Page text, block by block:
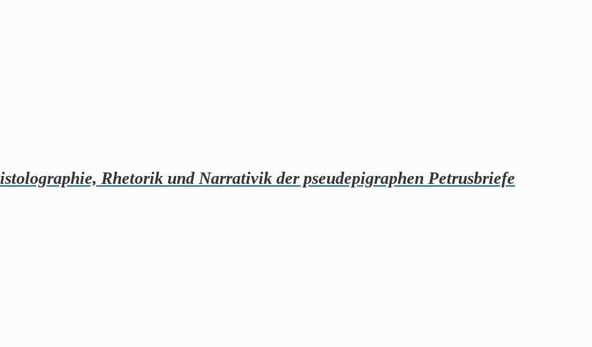
Rhetorik und Narrativik der pseudepigraphen Petrusbriefe